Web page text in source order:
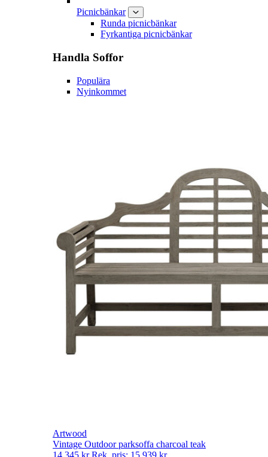
Picnicbänkar
Runda picnicbänkar
Fyrkantiga picnicbänkar
Handla Soffor
Populära
Nyinkommet
Artwood
Vintage Outdoor parksoffa charcoal teak
14 345 kr Rek. pris: 15 939 kr